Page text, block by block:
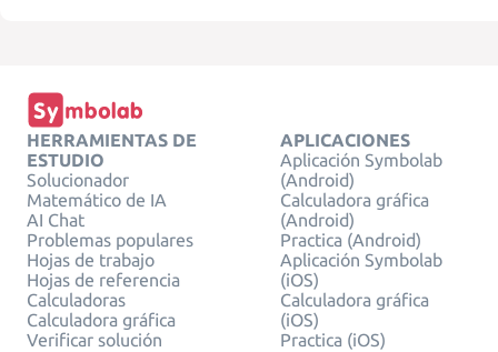
HERRAMIENTAS DE
ESTUDIO
Solucionador
Matemático de IA
AI Chat
Problemas populares
Hojas de trabajo
Hojas de referencia
Calculadoras
Calculadora gráfica
Verificar solución
APLICACIONES
Aplicación Symbolab
(Android)
Calculadora gráfica
(Android)
Practica (Android)
Aplicación Symbolab
(iOS)
Calculadora gráfica
(iOS)
Practica (iOS)